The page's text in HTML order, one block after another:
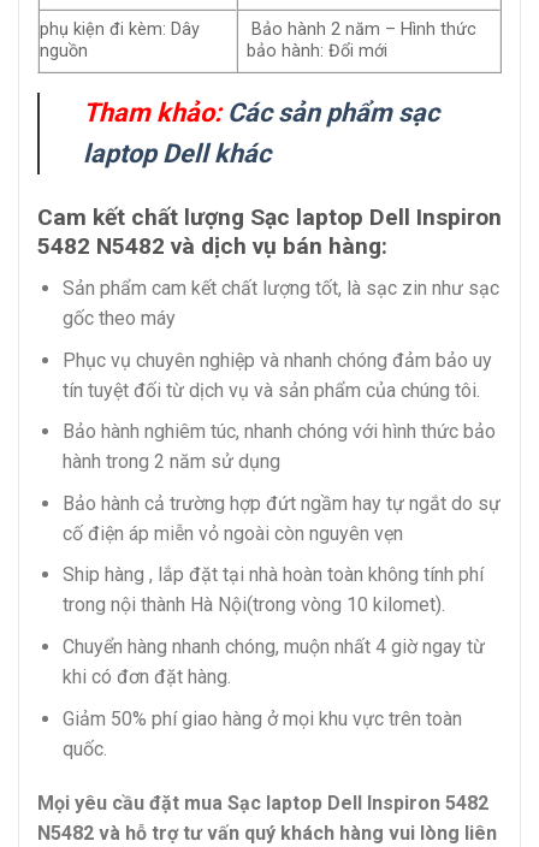
phụ kiện đi kèm: Dây
nguồn
Bảo hành 2 năm – Hình thức
bảo hành: Đổi mới
Tham khảo: Các sản phẩm sạc
laptop Dell khác
Cam kết chất lượng Sạc laptop Dell Inspiron
5482 N5482 và dịch vụ bán hàng:
Sản phẩm cam kết chất lượng tốt, là sạc zin như sạc
gốc theo máy
Phục vụ chuyên nghiệp và nhanh chóng đảm bảo uy
tín tuyệt đối từ dịch vụ và sản phẩm của chúng tôi.
Bảo hành nghiêm túc, nhanh chóng với hình thức bảo
hành trong 2 năm sử dụng
Bảo hành cả trường hợp đứt ngầm hay tự ngắt do sự
cố điện áp miễn vỏ ngoài còn nguyên vẹn
Ship hàng , lắp đặt tại nhà hoàn toàn không tính phí
trong nội thành Hà Nội(trong vòng 10 kilomet).
Chuyển hàng nhanh chóng, muộn nhất 4 giờ ngay từ
khi có đơn đặt hàng.
Giảm 50% phí giao hàng ở mọi khu vực trên toàn
quốc.
Mọi yêu cầu đặt mua Sạc laptop Dell Inspiron 5482
N5482 và hỗ trợ tư vấn quý khách hàng vui lòng liên